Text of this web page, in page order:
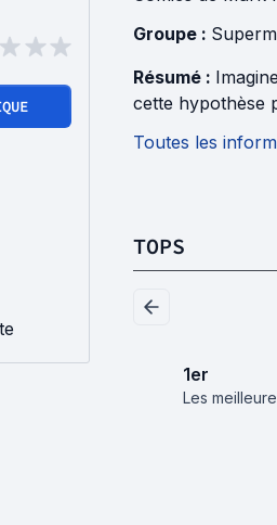
Groupe :
Résumé :
cette hypothèse
Toutes les
TOPS
1er
Les